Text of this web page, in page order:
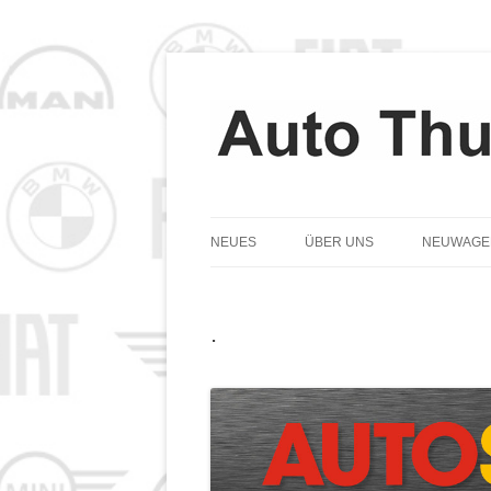
NEUES ÜBER UNS
DATENSCHUTZ
COOKIE-RICHTLINIE (EU)
.